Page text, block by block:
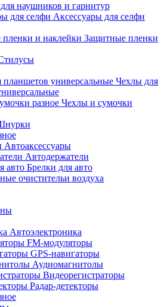
наушников и гарнитур
Аксессуары для селфи
Защитные пленки
Чехлы для
Чехлы и сумочки
Автоаксессуары
Автодержатели
Брелки для авто
очистительи воздуха
Автоэлектроника
FM-модуляторы
GPS-навигаторы
Аудиомагнитолы
Видеорегистраторы
Радар-детекторы